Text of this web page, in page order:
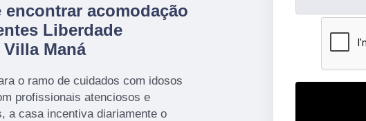
acomodação
Liberdade
Maná
o ramo de cuidados com idosos
profissionais atenciosos e
a casa incentiva diariamente o